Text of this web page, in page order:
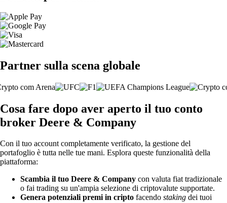
Partner sulla scena globale
Cosa fare dopo aver aperto il tuo conto
broker Deere & Company
Con il tuo account completamente verificato, la gestione del
portafoglio è tutta nelle tue mani. Esplora queste funzionalità della
piattaforma:
Scambia il tuo Deere & Company con valuta fiat tradizionale
o fai trading su un'ampia selezione di criptovalute supportate.
Genera potenziali premi in cripto facendo staking dei tuoi